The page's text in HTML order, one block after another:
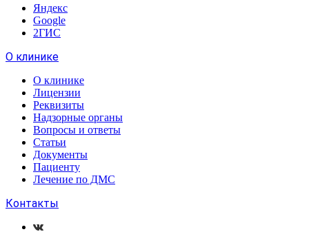
Яндекс
Google
2ГИС
О клинике
О клинике
Лицензии
Реквизиты
Надзорные органы
Вопросы и ответы
Статьи
Документы
Пациенту
Лечение по ДМС
Контакты